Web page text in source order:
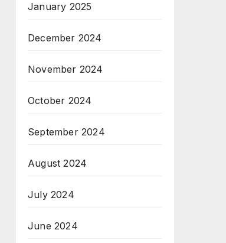
January 2025
December 2024
November 2024
October 2024
September 2024
August 2024
July 2024
June 2024